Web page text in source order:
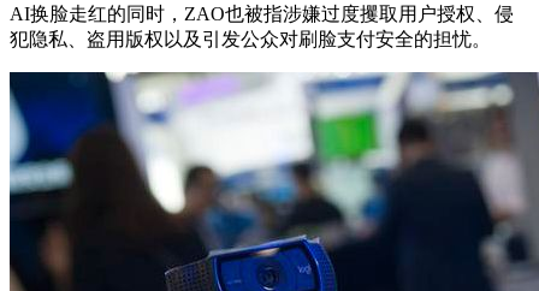
AI换脸走红的同时，ZAO也被指涉嫌过度攫取用户授权、侵
犯隐私、盗用版权以及引发公众对刷脸支付安全的担忧。